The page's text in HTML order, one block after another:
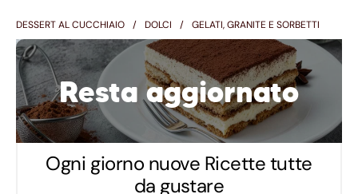
DESSERT AL CUCCHIAIO DOLCI GELATI, GRANITE E SORBETTI
Resta aggiornato
Ogni giorno nuove Ricette tutte
da gustare